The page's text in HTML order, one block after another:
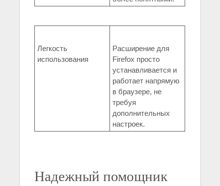
Легкость
использования
Расширение для
Firefox просто
устанавливается и
работает напрямую
в браузере, не
требуя
дополнительных
настроек.
Надежный помощник